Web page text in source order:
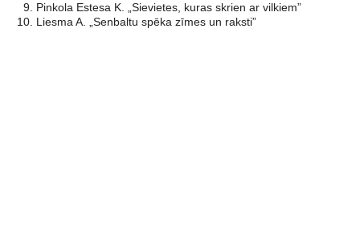
Pinkola Estesa K. „Sievietes, kuras skrien ar vilkiem”
Liesma A. „Senbaltu spēka zīmes un raksti”